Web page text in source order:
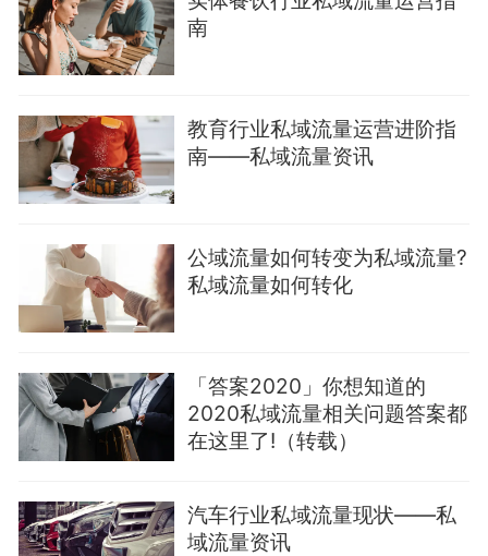
南
教育行业私域流量运营进阶指
南——私域流量资讯
公域流量如何转变为私域流量?
私域流量如何转化
「答案2020」你想知道的
2020私域流量相关问题答案都
在这里了!（转载）
汽车行业私域流量现状——私
域流量资讯